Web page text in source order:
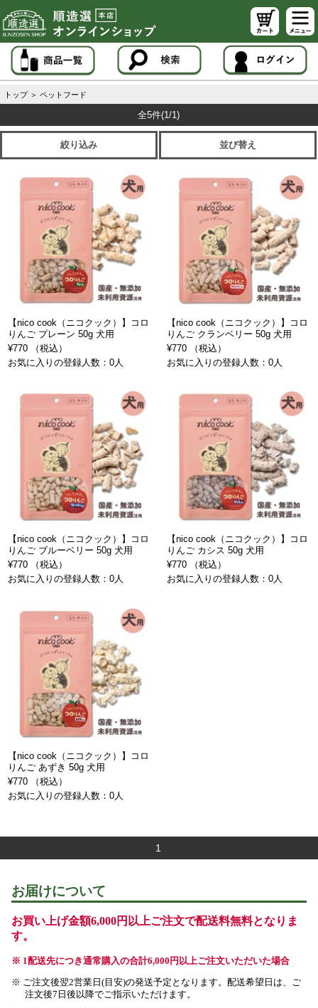
トップ ＞ ペットフード
全5件(1/1)
絞り込み 並び替え
【nico cook（ニコクック）】コロ
りんご プレーン 50g 犬用
¥770 （税込）
お気に入りの登録人数：0人
【nico cook（ニコクック）】コロ
りんご クランベリー 50g 犬用
¥770 （税込）
お気に入りの登録人数：0人
【nico cook（ニコクック）】コロ
りんご ブルーベリー 50g 犬用
¥770 （税込）
お気に入りの登録人数：0人
【nico cook（ニコクック）】コロ
りんご カシス 50g 犬用
¥770 （税込）
お気に入りの登録人数：0人
【nico cook（ニコクック）】コロ
りんご あずき 50g 犬用
¥770 （税込）
お気に入りの登録人数：0人
1